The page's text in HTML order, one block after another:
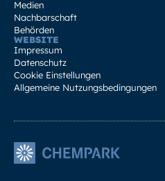
Medien
Nachbarschaft
Behörden
WEBSITE
Impressum
Datenschutz
Cookie Einstellungen
Allgemeine Nutzungsbedingungen